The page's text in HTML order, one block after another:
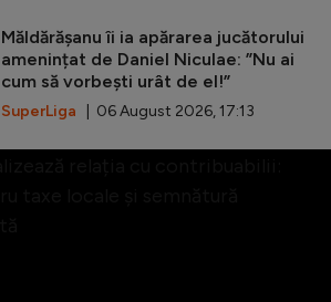
Măldărășanu îi ia apărarea jucătorului
amenințat de Daniel Niculae: ”Nu ai
cum să vorbești urât de el!”
SuperLiga | 06 August 2026, 17:13